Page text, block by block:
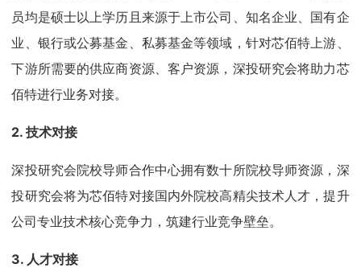
员均是硕士以上学历且来源于上市公司、知名企业、国有企
业、银行或公募基金、私募基金等领域，针对芯佰特上游、
下游所需要的供应商资源、客户资源，深投研究会将助力芯
佰特进行业务对接。
2. 技术对接
深投研究会院校导师合作中心拥有数十所院校导师资源，深
投研究会将为芯佰特对接国内外院校高精尖技术人才，提升
公司专业技术核心竞争力，筑建行业竞争壁垒。
3. 人才对接